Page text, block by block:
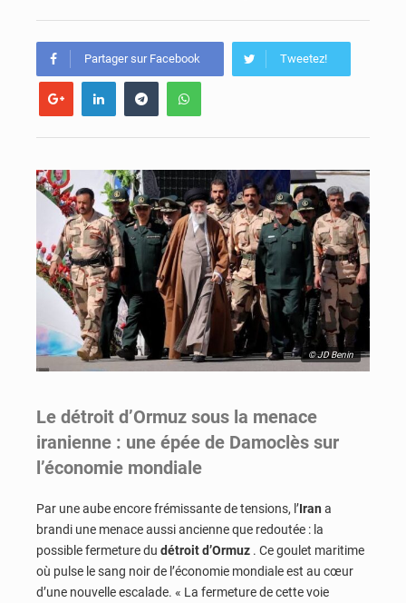
Partager sur Facebook Tweetez!
© JD Benin
Le détroit d’Ormuz sous la menace
iranienne : une épée de Damoclès sur
l’économie mondiale
Par une aube encore frémissante de tensions, l’Iran a
brandi une menace aussi ancienne que redoutée : la
possible fermeture du détroit d’Ormuz . Ce goulet maritime
où pulse le sang noir de l’économie mondiale est au cœur
d’une nouvelle escalade. « La fermeture de cette voie